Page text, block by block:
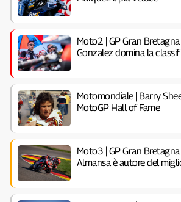
Moto2 | GP Gran
Gonzalez domina la
Motomondiale | Barry
MotoGP Hall of Fame
Moto3 | GP Gran
Almansa è autore del